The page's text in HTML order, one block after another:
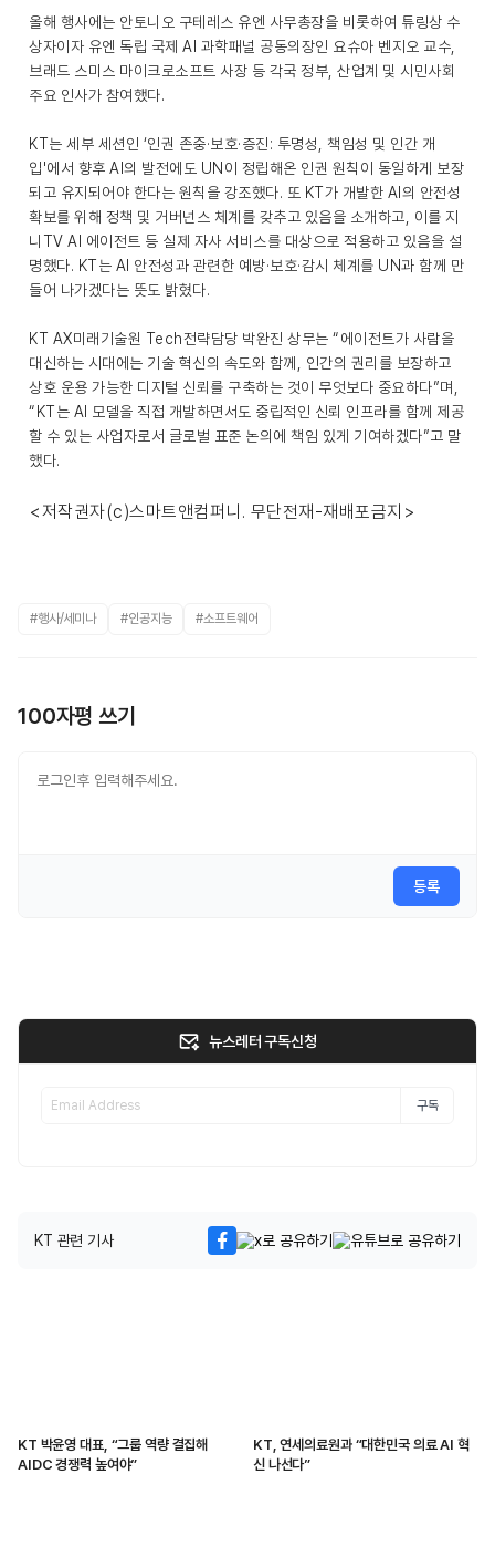
올해 행사에는 안토니오 구테레스 유엔 사무총장을 비롯하여 튜링상 수
상자이자 유엔 독립 국제 AI 과학패널 공동의장인 요슈아 벤지오 교수,
브래드 스미스 마이크로소프트 사장 등 각국 정부, 산업계 및 시민사회
주요 인사가 참여했다.
KT는 세부 세션인 ‘인권 존중·보호·증진: 투명성, 책임성 및 인간 개
입'에서 향후 AI의 발전에도 UN이 정립해온 인권 원칙이 동일하게 보장
되고 유지되어야 한다는 원칙을 강조했다. 또 KT가 개발한 AI의 안전성
확보를 위해 정책 및 거버넌스 체계를 갖추고 있음을 소개하고, 이를 지
니TV AI 에이전트 등 실제 자사 서비스를 대상으로 적용하고 있음을 설
명했다. KT는 AI 안전성과 관련한 예방·보호·감시 체계를 UN과 함께 만
들어 나가겠다는 뜻도 밝혔다.
KT AX미래기술원 Tech전략담당 박완진 상무는 “에이전트가 사람을
대신하는 시대에는 기술 혁신의 속도와 함께, 인간의 권리를 보장하고
상호 운용 가능한 디지털 신뢰를 구축하는 것이 무엇보다 중요하다”며,
“KT는 AI 모델을 직접 개발하면서도 중립적인 신뢰 인프라를 함께 제공
할 수 있는 사업자로서 글로벌 표준 논의에 책임 있게 기여하겠다”고 말
했다.
<저작권자(c)스마트앤컴퍼니. 무단전재-재배포금지>
#행사/세미나 #인공지능 #소프트웨어
100자평 쓰기
등록
뉴스레터 구독신청
구독
KT 관련 기사
KT 박윤영 대표, “그룹 역량 결집해
AIDC 경쟁력 높여야”
KT, 연세의료원과 “대한민국 의료 AI 혁
신 나선다”